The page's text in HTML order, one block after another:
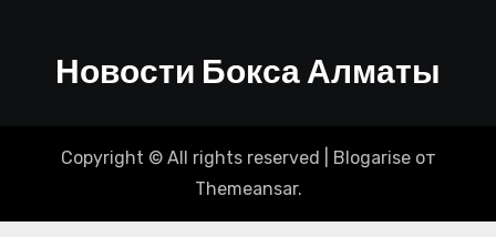
Новости Бокса Алматы
Copyright © All rights reserved Blogariseот
Themeansar.